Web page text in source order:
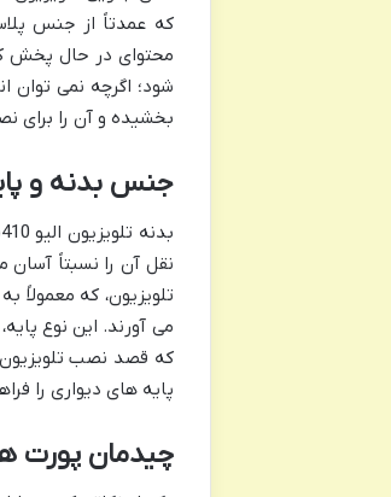
که عمدتاً از جنس
محتوای در حال پخش
شود؛ اگرچه نمی توان
بخشیده و آن را برای
جنس بدنه و
نقل آن را نسبتاً
تلویزیون، که معمولاً
می آورند. این نوع
پایه های دیواری را
چیدمان پورت